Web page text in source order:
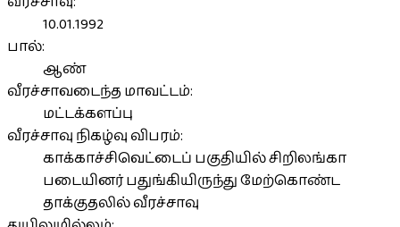
10.01.1992
பால்:
ஆண்
வீரச்சாவடைந்த மாவட்டம்:
மட்டக்களப்பு
வீரச்சாவு நிகழ்வு விபரம்:
காக்காச்சிவெட்டைப் பகுதியில் சிறிலங்கா
படையினர் பதுங்கியிருந்து மேற்கொண்ட
தாக்குதலில் வீரச்சாவு